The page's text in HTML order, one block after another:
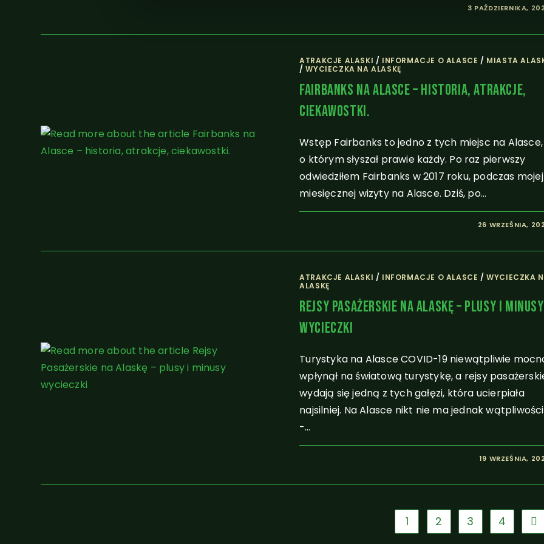
3 PAŹDZIERNIKA,
ATRAKCJE ALASKI / INFORMACJE O ALASCE / MIASTA
/WYCIECZKA NA ALASKĘ
Fairbanks Na Alasce – Historia, Atrakcje,
Ciekawostki.
Wstęp Fairbanks to jedno z tych miejsc na Alasce,
o którym słyszał prawie każdy. Po raz pierwszy
odwiedziłem Fairbanks w 2017 roku, podczas mojej
miesięcznej wizyty na Alasce. Dziś, po…
26 WRZEŚNIA,
ATRAKCJE ALASKI / INFORMACJE O ALASCE /WYCIECZKA
ALASKĘ
Rejsy Pasażerskie Na Alaskę – Plusy I Minusy
Wycieczki
Turystyka na Alasce COVID-19 niewątpliwie
wpłynął na światową turystykę, a rejsy
wydają się jedną z tych gałęzi, która ucierpiała
najsilniej. Na Alasce nikt nie ma jednak wątpliwości
-…
19 WRZEŚNIA,
1 2 3 4